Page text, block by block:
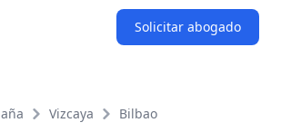
Solicitar abogado
Vizcaya Bilbao